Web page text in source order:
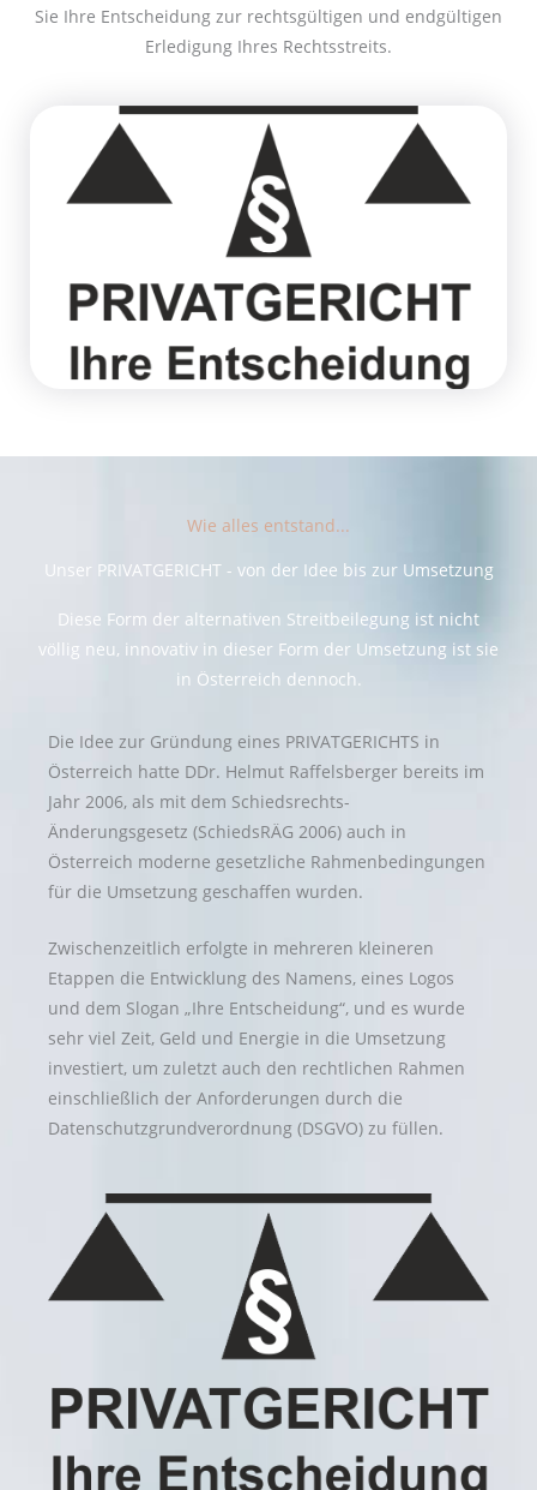
Sie Ihre Entscheidung zur rechtsgültigen und endgültigen
Erledigung Ihres Rechtsstreits.
Wie alles entstand...
Unser PRIVATGERICHT - von der Idee bis zur Umsetzung
Diese Form der alternativen Streitbeilegung ist nicht
völlig neu, innovativ in dieser Form der Umsetzung ist sie
in Österreich dennoch.
Die Idee zur Gründung eines PRIVATGERICHTS in
Österreich hatte DDr. Helmut Raffelsberger bereits im
Jahr 2006, als mit dem Schiedsrechts-
Änderungsgesetz (SchiedsRÄG 2006) auch in
Österreich moderne gesetzliche Rahmenbedingungen
für die Umsetzung geschaffen wurden.
Zwischenzeitlich erfolgte in mehreren kleineren
Etappen die Entwicklung des Namens, eines Logos
und dem Slogan „Ihre Entscheidung“, und es wurde
sehr viel Zeit, Geld und Energie in die Umsetzung
investiert, um zuletzt auch den rechtlichen Rahmen
einschließlich der Anforderungen durch die
Datenschutzgrundverordnung (DSGVO) zu füllen.